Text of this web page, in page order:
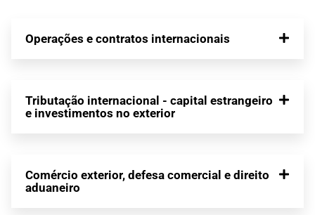
Operações e contratos internacionais
Tributação internacional - capital estrangeiro
e investimentos no exterior
Comércio exterior, defesa comercial e direito
aduaneiro